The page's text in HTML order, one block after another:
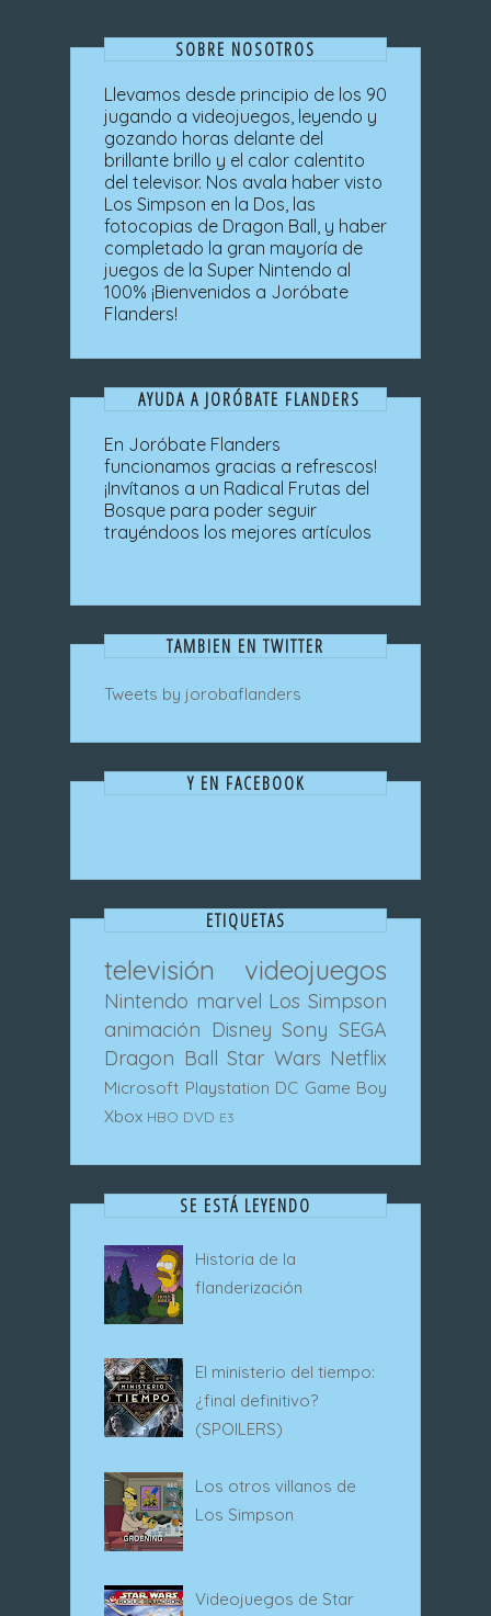
SOBRE NOSOTROS
Llevamos desde principio de los 90
jugando a videojuegos, leyendo y
gozando horas delante del
brillante brillo y el calor calentito
del televisor. Nos avala haber visto
Los Simpson en la Dos, las
fotocopias de Dragon Ball, y haber
completado la gran mayoría de
juegos de la Super Nintendo al
100% ¡Bienvenidos a Joróbate
Flanders!
AYUDA A JORÓBATE FLANDERS
En Joróbate Flanders
funcionamos gracias a refrescos!
¡Invítanos a un Radical Frutas del
Bosque para poder seguir
trayéndoos los mejores artículos
TAMBIEN EN TWITTER
Tweets by jorobaflanders
Y EN FACEBOOK
ETIQUETAS
televisión videojuegos
Nintendo marvel Los Simpson
animación Disney Sony SEGA
Dragon Ball Star Wars Netflix
Microsoft Playstation DC Game Boy
Xbox HBO DVD E3
SE ESTÁ LEYENDO
Historia de la
flanderización
El ministerio del tiempo:
¿final definitivo?
(SPOILERS)
Los otros villanos de
Los Simpson
Videojuegos de Star